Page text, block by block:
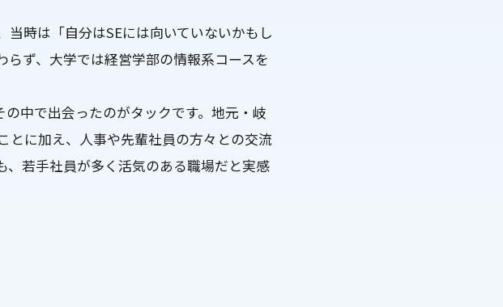
時は「自分はSEには向いていないかもし
ず、大学では経営学部の情報系コースを
中で出会ったのがタックです。地元・岐
とに加え、人事や先輩社員の方々との交流
若手社員が多く活気のある職場だと実感